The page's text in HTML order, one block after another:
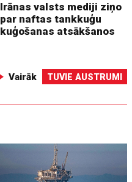
Irānas valsts mediji ziņo
par naftas tankkuģu
kuģošanas atsākšanos
Vairāk TUVIE AUSTRUMI